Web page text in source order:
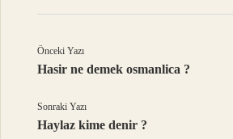
Önceki Yazı
Hasir ne demek osmanlica ?
Sonraki Yazı
Haylaz kime denir ?